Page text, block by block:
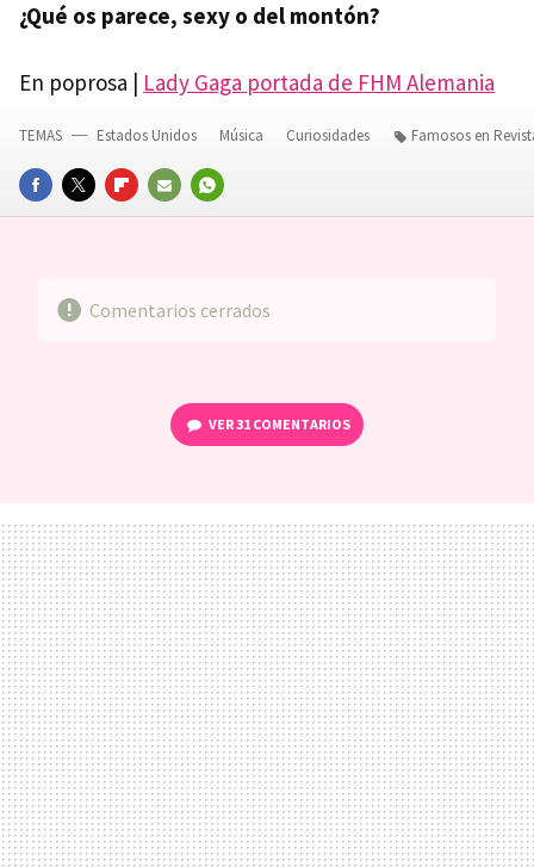
¿Qué os parece, sexy o del montón?
En poprosa | Lady Gaga portada de FHM Alemania
FACEBOOKTWITTERFLIPBOARD
E-
WHATSAPP
TEMAS Estados Unidos Música Curiosidades Famosos en
Comentarios cerrados
VER31 COMENTARIOS